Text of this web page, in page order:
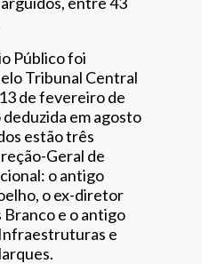
Público foi
Tribunal Central
de fevereiro de
em agosto
estão três
Geral de
o antigo
o ex-diretor
e o antigo
e